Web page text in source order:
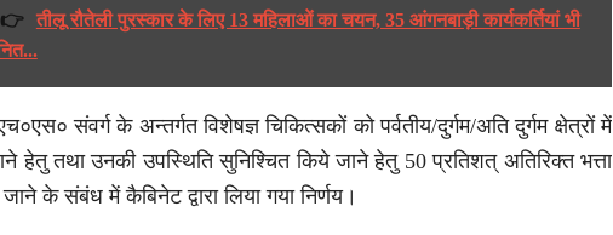
👉 तीलू रौतेली पुरस्कार के लिए 13 महिलाओं का चयन, 35 आंगनबाड़ी कार्यकर्तियां भी
संवर्ग के अन्तर्गत विशेषज्ञ चिकित्सकों को पर्वतीय/दुर्गम/अति दुर्गम क्षेत्रों में
हेतु तथा उनकी उपस्थिति सुनिश्चित किये जाने हेतु 50 प्रतिशत् अतिरिक्त भत्ता
के संबंध में कैबिनेट द्वारा लिया गया निर्णय।